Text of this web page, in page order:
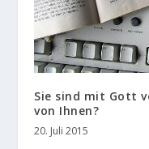
Sie sind mit Gott
von Ihnen?
20. Juli 2015